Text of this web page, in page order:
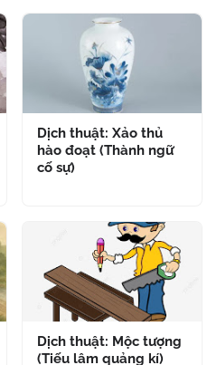
Dịch thuật: Xảo thủ
hào đoạt (Thành ngữ
cố sự)
Dịch thuật: Mộc tượng
(Tiếu lâm quảng kí)